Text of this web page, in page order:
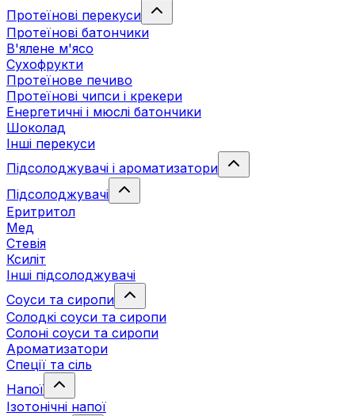
Протеїнові перекуси
Протеїнові батончики
В'ялене м'ясо
Сухофрукти
Протеїнове печиво
Протеїнові чипси і крекери
Енергетичні і мюслі батончики
Шоколад
Інші перекуси
Підсолоджувачі і ароматизатори
Підсолоджувачі
Еритритол
Мед
Стевія
Ксиліт
Інші підсолоджувачі
Соуси та сиропи
Солодкі соуси та сиропи
Солоні соуси та сиропи
Ароматизатори
Спеції та сіль
Напої
Ізотонічні напої